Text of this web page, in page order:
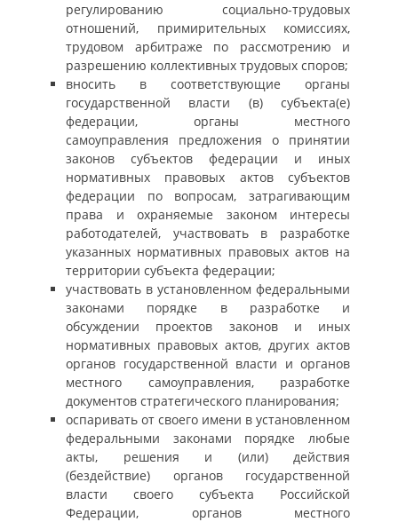
регулированию социально-трудовых
отношений, примирительных комиссиях,
трудовом арбитраже по рассмотрению и
разрешению коллективных трудовых споров;
вносить в соответствующие органы
государственной власти (в) субъекта(е)
федерации, органы местного
самоуправления предложения о принятии
законов субъектов федерации и иных
нормативных правовых актов субъектов
федерации по вопросам, затрагивающим
права и охраняемые законом интересы
работодателей, участвовать в разработке
указанных нормативных правовых актов на
территории субъекта федерации;
участвовать в установленном федеральными
законами порядке в разработке и
обсуждении проектов законов и иных
нормативных правовых актов, других актов
органов государственной власти и органов
местного самоуправления, разработке
документов стратегического планирования;
оспаривать от своего имени в установленном
федеральными законами порядке любые
акты, решения и (или) действия
(бездействие) органов государственной
власти своего субъекта Российской
Федерации, органов местного